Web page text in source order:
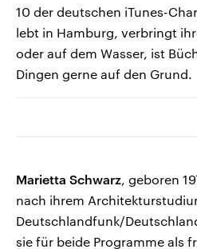
10 der deutschen iTunes-
lebt in Hamburg, verbringt
oder auf dem Wasser, ist
Dingen gerne auf den Grund.
Marietta Schwarz, geboren
nach ihrem
Deutschlandfunk/
sie für beide Programme als